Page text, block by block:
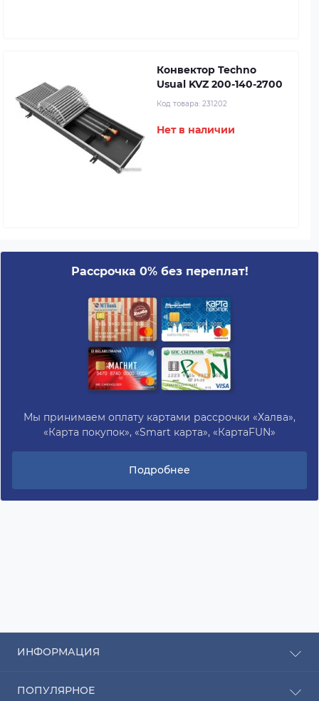
Конвектор Techno
Usual KVZ 200-140-2700
Код товара: 231202
Нет в наличии
Рассрочка 0% без переплат!
Мы принимаем оплату картами рассрочки «Халва»,
«Карта покупок», «Smart карта», «КартаFUN»
Подробнее
ИНФОРМАЦИЯ
Оплата
ПОПУЛЯРНОЕ